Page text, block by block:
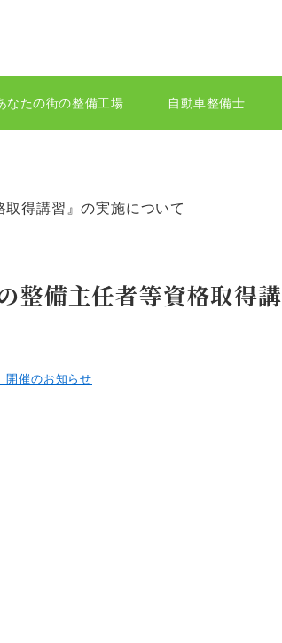
なたの街の整備工場 自動車整備士
得講習』の実施について
整備主任者等資格取得講
開催のお知らせ